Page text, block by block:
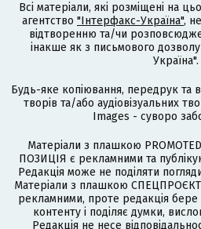
Всі матеріали, які розміщені на
агентство "Інтерфакс-Україна",
відтворенню та/чи
інакше як з письмового
Україна".
Будь-яке копіювання, передрук та
творів та/або аудіовізуальних
Images - суворо
Матеріали з плашкою
ПОЗИЦІЯ є рекламними та
Редакція може не поділяти
Матеріали з плашкою
рекламними, проте редакція бере
контенту і поділяє думки,
Редакція не несе